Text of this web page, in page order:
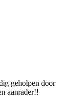
geholpen door
aanrader!!